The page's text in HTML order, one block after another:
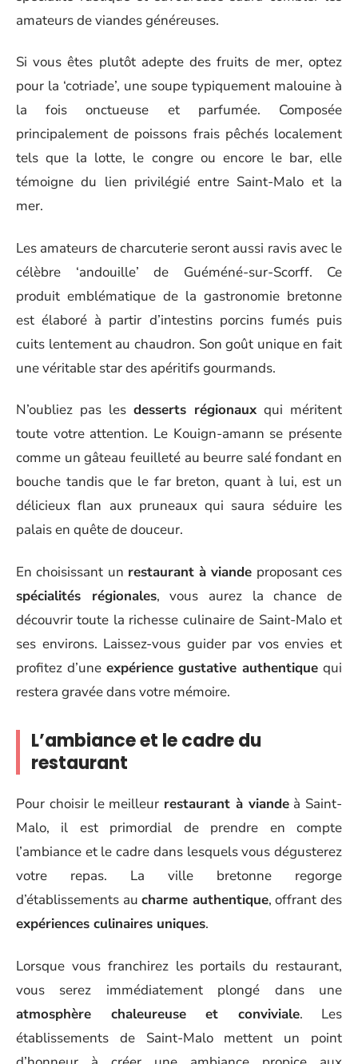
amateurs de viandes généreuses.
Si vous êtes plutôt adepte des fruits de mer, optez
pour la ‘cotriade’, une soupe typiquement malouine à
la fois onctueuse et parfumée. Composée
principalement de poissons frais pêchés localement
tels que la lotte, le congre ou encore le bar, elle
témoigne du lien privilégié entre Saint-Malo et la
mer.
Les amateurs de charcuterie seront aussi ravis avec le
célèbre ‘andouille’ de Guéméné-sur-Scorff. Ce
produit emblématique de la gastronomie bretonne
est élaboré à partir d’intestins porcins fumés puis
cuits lentement au chaudron. Son goût unique en fait
une véritable star des apéritifs gourmands.
N’oubliez pas les desserts régionaux qui méritent
toute votre attention. Le Kouign-amann se présente
comme un gâteau feuilleté au beurre salé fondant en
bouche tandis que le far breton, quant à lui, est un
délicieux flan aux pruneaux qui saura séduire les
palais en quête de douceur.
En choisissant un restaurant à viande proposant ces
spécialités régionales, vous aurez la chance de
découvrir toute la richesse culinaire de Saint-Malo et
ses environs. Laissez-vous guider par vos envies et
profitez d’une expérience gustative authentique qui
restera gravée dans votre mémoire.
L’ambiance et le cadre du
restaurant
Pour choisir le meilleur restaurant à viandeà Saint-
Malo, il est primordial de prendre en compte
l’ambiance et le cadre dans lesquels vous dégusterez
votre repas. La ville bretonne regorge
d’établissements aucharme authentique, offrant des
expériences culinaires uniques.
Lorsque vous franchirez les portails du restaurant,
vous serez immédiatement plongé dans une
atmosphère chaleureuse et conviviale. Les
établissements de Saint-Malo mettent un point